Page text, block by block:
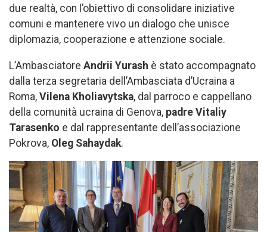
due realtà, con l’obiettivo di consolidare iniziative
comuni e mantenere vivo un dialogo che unisce
diplomazia, cooperazione e attenzione sociale.
L’Ambasciatore Andrii Yurash è stato accompagnato
dalla terza segretaria dell’Ambasciata d’Ucraina a
Roma, Vilena Kholiavytska, dal parroco e cappellano
della comunità ucraina di Genova, padre Vitaliy
Tarasenko e dal rappresentante dell’associazione
Pokrova, Oleg Sahaydak.